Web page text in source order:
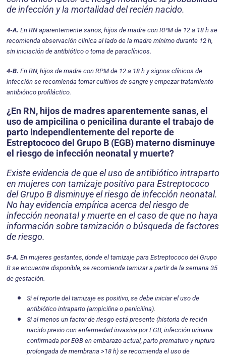
de infección y la mortalidad del recién nacido.
4-A. En RN aparentemente sanos, hijos de madre con RPM de 12 a 18 h se
recomienda observación clínica al lado de la madre mínimo durante 12 h,
sin iniciación de antibiótico o toma de paraclínicos.
4-B. En RN, hijos de madre con RPM de 12 a 18 h y signos clínicos de
infección se recomienda tomar cultivos de sangre y empezar tratamiento
antibió­tico profiláctico.
¿En RN, hijos de madres aparentemente sanas, el
uso de ampicilina o penicilina durante el trabajo de
parto independientemente del reporte de
Estreptococo del Grupo B (EGB) materno disminuye
el riesgo de infección neonatal y muerte?
Existe evidencia de que el uso de antibiótico intra­parto
en mujeres con tamizaje positivo para Estrep­tococo
del Grupo B disminuye el riesgo de infección neonatal.
No hay evidencia empírica acerca del ries­go de
infección neonatal y muerte en el caso de que no haya
información sobre tamización o búsqueda de factores
de riesgo.
5-A. En mujeres gestantes, donde el tamizaje para Estreptococo del Grupo
B se encuentre disponible, se recomienda tamizar a partir de la semana 35
de gestación.
Si el reporte del tamizaje es positivo, se debe iniciar el uso de
antibiótico intraparto (ampicilina o penicilina).
Si al menos un factor de riesgo está presente (historia de recién
nacido previo con enfermedad invasiva por EGB, infección urinaria
confirmada por EGB en embarazo actual, parto prematuro y ruptura
prolongada de membrana >18 h) se recomienda el uso de